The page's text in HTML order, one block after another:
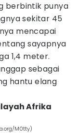
berbintik punya
sekitar 45
mencapai
sayapnya
1,4 meter.
sebagai
hantu elang
Afrika
M0tty)